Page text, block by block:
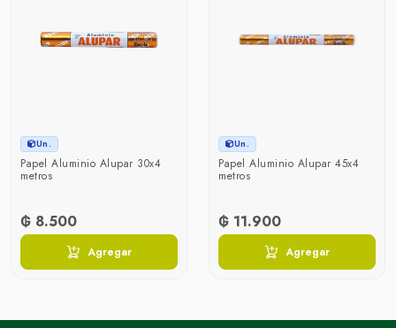
Un.
Papel Aluminio Alupar 30x4
metros
₲ 8.500
Agregar
Un.
Papel Aluminio Alupar 45x4
metros
₲ 11.900
Agregar